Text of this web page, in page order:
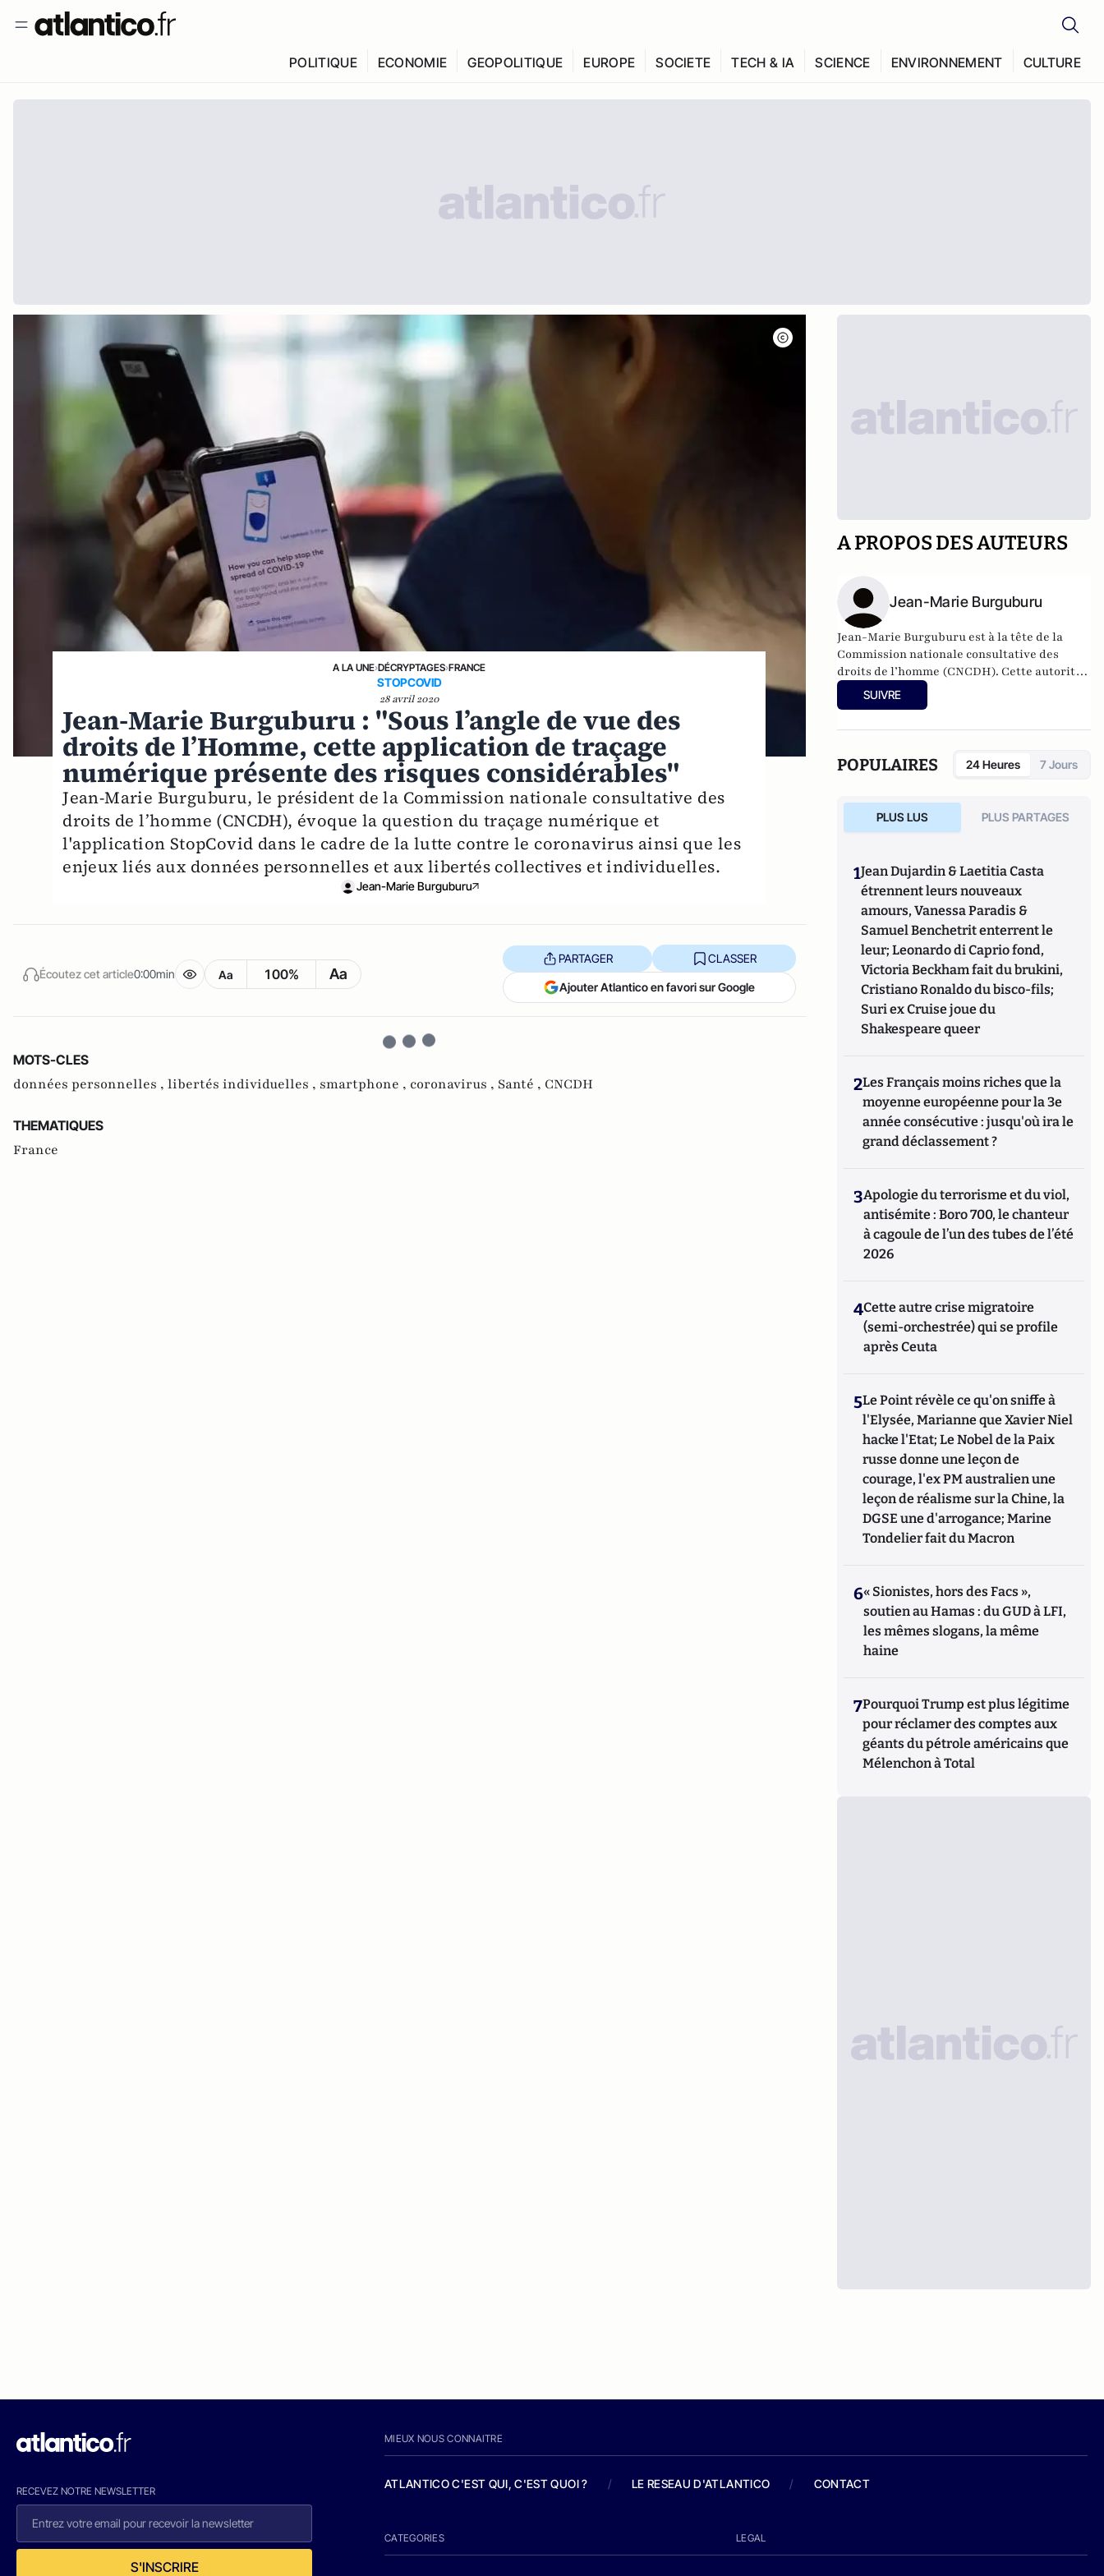
POLITIQUE ECONOMIE GEOPOLITIQUE EUROPE SOCIETE TECH & IA SCIENCE ENVIRONNEMENT CULTURE
A LA UNE›DÉCRYPTAGES›FRANCE
STOPCOVID
28 avril 2020
Jean-Marie Burguburu : "Sous l’angle de vue des
droits de l’Homme, cette application de traçage
numérique présente des risques considérables"
Jean-Marie Burguburu, le président de la Commission nationale consultative des
droits de l’homme (CNCDH), évoque la question du traçage numérique et
l'application StopCovid dans le cadre de la lutte contre le coronavirus ainsi que les
enjeux liés aux données personnelles et aux libertés collectives et individuelles.
Jean-Marie Burguburu
Écoutez cet article0:00min Aa 100% Aa
PARTAGER CLASSER
Ajouter Atlantico en favori sur Google
MOTS-CLES
données personnelles , libertés individuelles , smartphone , coronavirus , Santé , CNCDH
THEMATIQUES
France
A PROPOS DES AUTEURS
Jean-Marie Burguburu
Jean-Marie Burguburu est à la tête de la
Commission nationale consultative des
droits de l’homme (CNCDH). Cette autorité
administrative indépendante conseille le
gouvernement sur les questions liées aux
des Nations unies pour la France sur ces
problématiques.
SUIVRE
POPULAIRES 24 Heures 7 Jours
PLUS LUS PLUS PARTAGES
1Jean Dujardin & Laetitia Casta
étrennent leurs nouveaux
amours, Vanessa Paradis &
Samuel Benchetrit enterrent le
leur; Leonardo di Caprio fond,
Victoria Beckham fait du brukini,
Cristiano Ronaldo du bisco-fils;
Suri ex Cruise joue du
Shakespeare queer
2Les Français moins riches que la
moyenne européenne pour la 3e
année consécutive : jusqu'où ira le
grand déclassement ?
3Apologie du terrorisme et du viol,
antisémite : Boro 700, le chanteur
à cagoule de l’un des tubes de l’été
2026
4Cette autre crise migratoire
(semi-orchestrée) qui se profile
après Ceuta
5Le Point révèle ce qu'on sniffe à
l'Elysée, Marianne que Xavier Niel
hacke l'Etat; Le Nobel de la Paix
russe donne une leçon de
courage, l'ex PM australien une
leçon de réalisme sur la Chine, la
DGSE une d'arrogance; Marine
Tondelier fait du Macron
6« Sionistes, hors des Facs »,
soutien au Hamas : du GUD à LFI,
les mêmes slogans, la même
haine
7Pourquoi Trump est plus légitime
pour réclamer des comptes aux
géants du pétrole américains que
Mélenchon à Total
RECEVEZ NOTRE NEWSLETTER
S'INSCRIRE
MIEUX NOUS CONNAITRE
ATLANTICO C'EST QUI, C'EST QUOI ? / LE RESEAU D'ATLANTICO / CONTACT
CATEGORIES LEGAL